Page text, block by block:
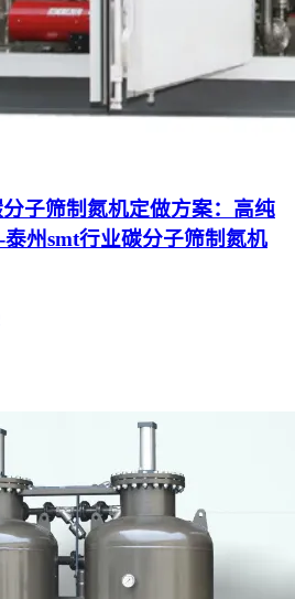
子筛制氮机定做方案：高纯
州smt行业碳分子筛制氮机